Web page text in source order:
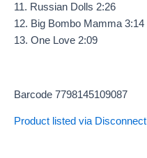
11. Russian Dolls 2:26
12. Big Bombo Mamma 3:14
13. One Love 2:09
Barcode 7798145109087
Product listed via Disconnect